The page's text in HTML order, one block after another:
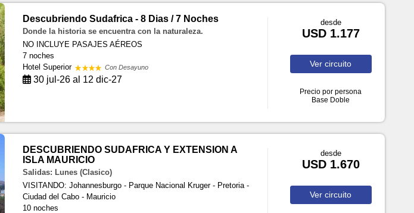
Descubriendo Sudafrica - 8 Dias / 7 Noches
Donde la historia se encuentra con la naturaleza.
NO INCLUYE PASAJES AÉREOS
7 noches
Hotel Superior
Con Desayuno
30 jul-26 al 12 dic-27
desde
USD 1.177
Vercircuito
Precio por persona
Base Doble
DESCUBRIENDO SUDAFRICA Y EXTENSION A
ISLA MAURICIO
Salidas: Lunes (Clasico)
VISITANDO: Johannesburgo - Parque Nacional Kruger - Pretoria -
Ciudad del Cabo - Mauricio
10 noches
desde
USD 1.670
Vercircuito